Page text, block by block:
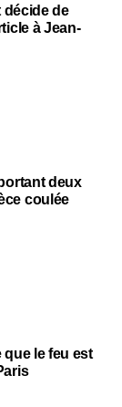
décide de
à Jean-
deux
coulée
que le feu est